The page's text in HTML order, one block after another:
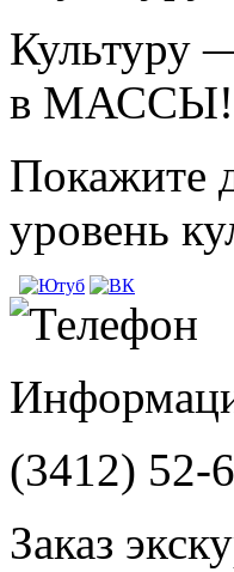
Культуру
в МАССЫ!
Покажите
уровень
(3412) 52-
Заказ